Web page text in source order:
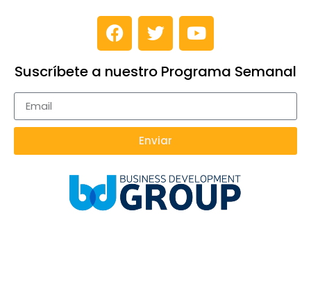
Suscríbete a nuestro Programa Semanal
Enviar